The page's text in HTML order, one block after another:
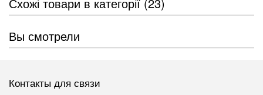
Вы смотрели
Контакты для связи